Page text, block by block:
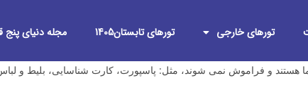
تورهای خارجی تورهای تابستان1405 مجله دنیای پنج
و فراموش نمی شوند، مثل: پاسپورت، کارت شناسایی، بلیط و